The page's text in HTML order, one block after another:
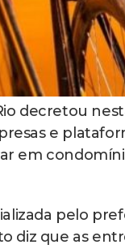
decretou
e
em
pelo
diz que as